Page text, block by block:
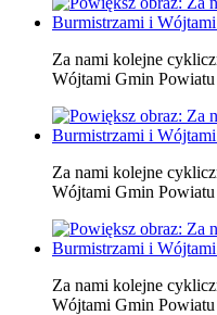
Za nami kolejne
Wójtami Gmin
Za nami kolejne
Wójtami Gmin
Za nami kolejne
Wójtami Gmin